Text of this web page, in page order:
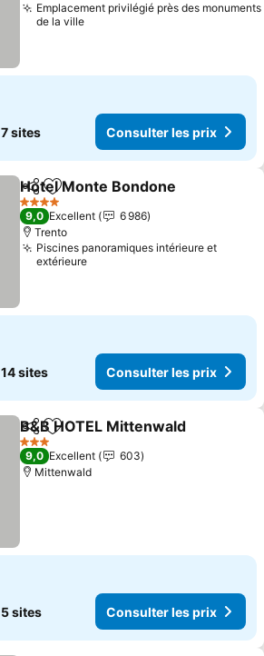
Emplacement privilégié près des monuments
de la ville
7 sites Consulter les prix
PartagerAjouter à mes favoris
Hotel Monte Bondone
4 Étoiles
9,0 Excellent
6 986
Trento
Piscines panoramiques intérieure et
extérieure
14 sites Consulter les prix
PartagerAjouter à mes favoris
B&B HOTEL Mittenwald
3 Étoiles
9,0 Excellent
603
Mittenwald
5 sites Consulter les prix